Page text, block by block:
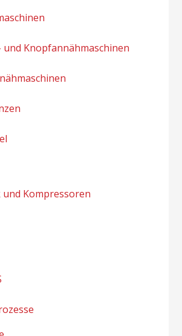
und Knopfannähmaschinen
und Kompressoren